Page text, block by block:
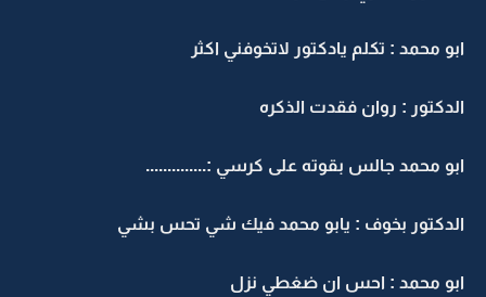
ابو محمد : تكلم يادكتور لاتخوفني اكثر
الدكتور : روان فقدت الذكره
ابو محمد جالس بقوته على كرسي :..............
الدكتور بخوف : يابو محمد فيك شي تحس بشي
ابو محمد : احس ان ضغطي نزل